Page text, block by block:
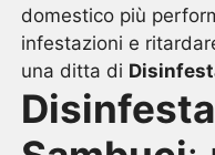
domestico più
infestazioni e
una ditta di